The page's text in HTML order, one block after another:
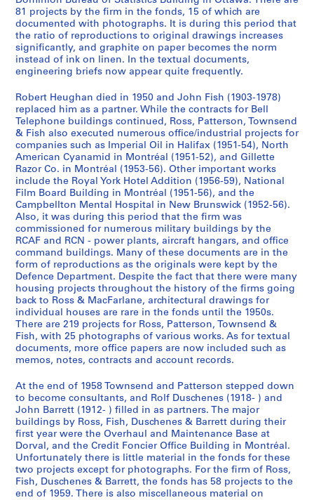
t
s
]
,
1
9
1
2
-
1
9
3
0
AP013.S3.D633
1
9
6
0
-
1
9
8
2
AP013.S3.D634
81 projects by the firm in the fonds, 15 of which are
documented with photographs. It is during this period that
the ratio of reproductions to original drawings increases
significantly, and graphite on paper becomes the norm
instead of ink on linen. In the textual documents,
engineering briefs now appear quite frequently.
Robert Heughan died in 1950 and John Fish (1903-1978)
replaced him as a partner. While the contracts for Bell
Telephone buildings continued, Ross, Patterson, Townsend
& Fish also executed numerous office/industrial projects for
companies such as Imperial Oil in Halifax (1951-54), North
American Cyanamid in Montréal (1951-52), and Gillette
Razor Co. in Montréal (1953-56). Other important works
include the Royal York Hotel Addition (1956-59), National
Film Board Building in Montréal (1951-56), and the
Campbellton Mental Hospital in New Brunswick (1952-56).
Also, it was during this period that the firm was
commissioned for numerous military buildings by the
RCAF and RCN - power plants, aircraft hangars, and office
command buildings. Many of these documents are in the
form of reproductions as the originals were kept by the
Defence Department. Despite the fact that there were many
housing projects throughout the history of the firms going
back to Ross & MacFarlane, architectural drawings for
individual houses are rare in the fonds until the 1950s.
There are 219 projects for Ross, Patterson, Townsend &
Fish, with 25 photographs of various works. As for textual
documents, more office papers are now included such as
memos, notes, contracts and account records.
At the end of 1958 Townsend and Patterson stepped down
to become consultants, and Rolf Duschenes (1918- ) and
John Barrett (1912- ) filled in as partners. The major
buildings by Ross, Fish, Duschenes & Barrett during their
first year were the Overhaul and Maintenance Base at
Dorval, and the Credit Foncier Office Building in Montréal.
Unfortunately there is little material in the fonds for these
two projects except for photographs. For the firm of Ross,
Fish, Duschenes & Barrett, the fonds has 58 projects to the
end of 1959. There is also miscellaneous material on